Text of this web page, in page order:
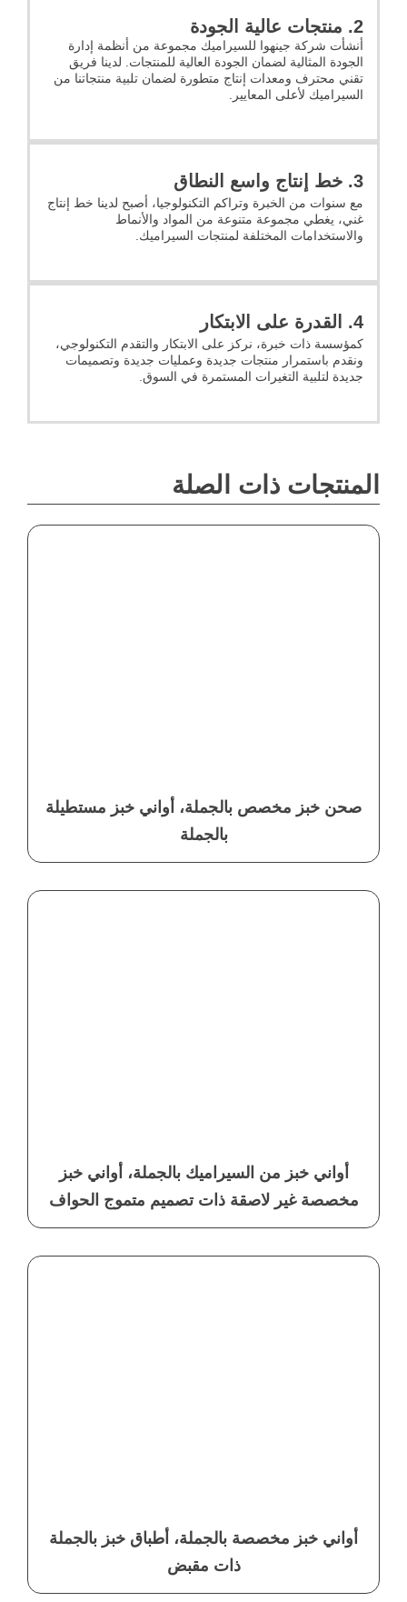
2. منتجات عالية الجودة
أنشأت شركة جينهوا للسيراميك مجموعة من أنظمة إدارة
الجودة المثالية لضمان الجودة العالية للمنتجات. لدينا فريق
تقني محترف ومعدات إنتاج متطورة لضمان تلبية منتجاتنا من
السيراميك لأعلى المعايير.
3. خط إنتاج واسع النطاق
مع سنوات من الخبرة وتراكم التكنولوجيا، أصبح لدينا خط إنتاج
غني، يغطي مجموعة متنوعة من المواد والأنماط
والاستخدامات المختلفة لمنتجات السيراميك.
4. القدرة على الابتكار
كمؤسسة ذات خبرة، نركز على الابتكار والتقدم التكنولوجي،
ونقدم باستمرار منتجات جديدة وعمليات جديدة وتصميمات
جديدة لتلبية التغيرات المستمرة في السوق.
المنتجات ذات الصلة
صحن خبز مخصص بالجملة، أواني خبز مستطيلة
بالجملة
أواني خبز من السيراميك بالجملة، أواني خبز
مخصصة غير لاصقة ذات تصميم متموج الحواف
أواني خبز مخصصة بالجملة، أطباق خبز بالجملة
ذات مقبض